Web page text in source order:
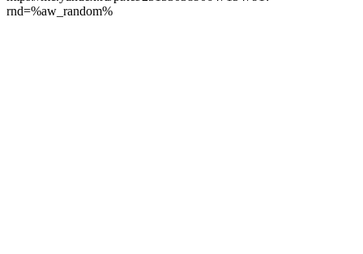
rnd=%aw_random%